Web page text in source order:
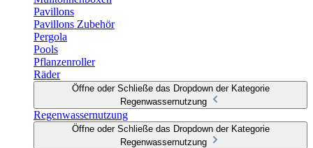
Pavillons
Pavillons Zubehör
Pergola
Pools
Pflanzenroller
Räder
Öffne oder Schließe das Dropdown der Kategorie
Regenwassernutzung
Regenwassernutzung
Öffne oder Schließe das Dropdown der Kategorie
Regenwassernutzung